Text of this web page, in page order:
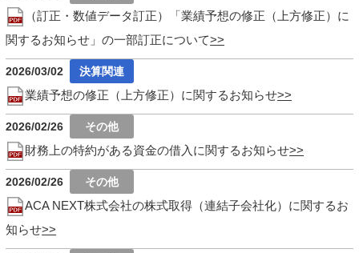
（訂正・数値データ訂正）「業績予想の修正（上方修正）に
関するお知らせ」の一部訂正について
2026/03/02
業績予想の修正（上方修正）に関するお知らせ
2026/02/26
財務上の特約がある資金の借入に関するお知らせ
2026/02/26
ACA NEXT株式会社の株式取得（連結子会社化）に関するお
知らせ